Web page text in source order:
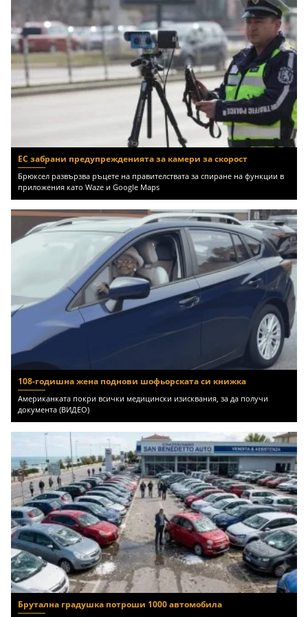
ЕС забрани предупрежденията за камери за скорост
Брюксел развързва ръцете на правителствата за спиране на функции в
приложения като Waze и Google Maps
108-годишна жена поднови шофьорската си книжка
Американката покри всички медицински изисквания, за да получи
документа (ВИДЕО)
Брутална градушка потроши 1000 автомобила